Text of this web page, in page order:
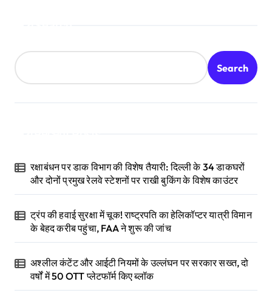
Search
रक्षाबंधन पर डाक विभाग की विशेष तैयारी: दिल्ली के 34 डाकघरों
और दोनों प्रमुख रेलवे स्टेशनों पर राखी बुकिंग के विशेष काउंटर
ट्रंप की हवाई सुरक्षा में चूक! राष्ट्रपति का हेलिकॉप्टर यात्री विमान
के बेहद करीब पहुंचा, FAA ने शुरू की जांच
अश्लील कंटेंट और आईटी नियमों के उल्लंघन पर सरकार सख्त, दो
वर्षों में 50 OTT प्लेटफॉर्म किए ब्लॉक